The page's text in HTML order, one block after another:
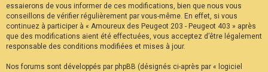
F
A
Q
essaierons de vous informer de ces modifications, bien que nous vous
conseillons de vérifier régulièrement par vous-même. En effet, si vous
continuez à participer à « Amoureux des Peugeot 203 - Peugeot 403 » après
que des modifications aient été effectuées, vous acceptez d’être légalement
responsable des conditions modifiées et mises à jour.
Nos forums sont développés par phpBB (désignés ci-après par « logiciel